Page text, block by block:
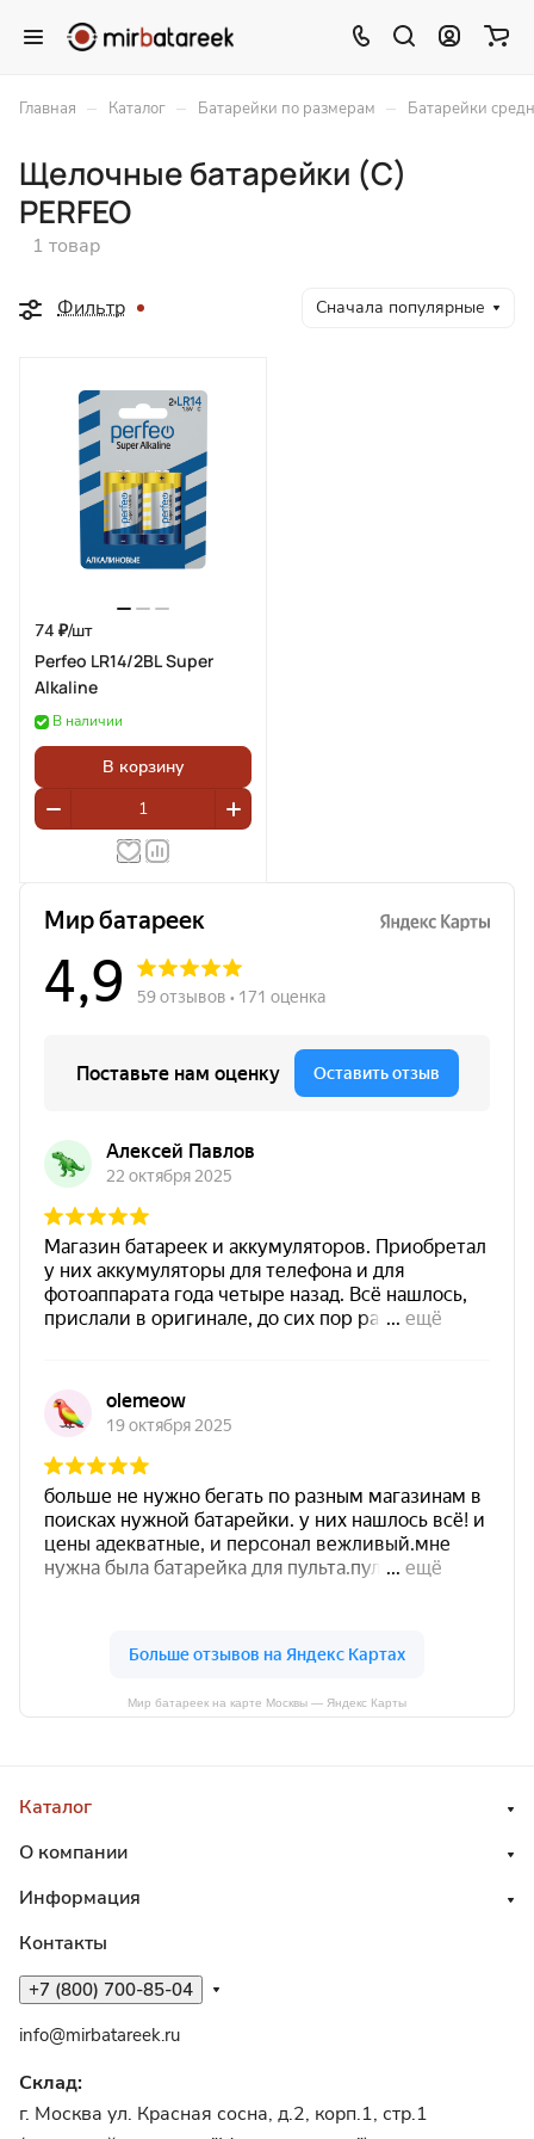
Главная – Каталог – Батарейки по размерам – Батарейки
Щелочные батарейки (C)
PERFEO
1 товар
Фильтр Сначала популярные
74 ₽/шт
Perfeo LR14/2BL Super
Alkaline
В наличии
В корзину
Мир батареек на карте Москвы — Яндекс Карты
Каталог
О компании
Информация
Контакты
+7 (800) 700-85-04
info@mirbatareek.ru
Склад:
г. Москва ул. Красная сосна, д.2, корп.1, стр.1